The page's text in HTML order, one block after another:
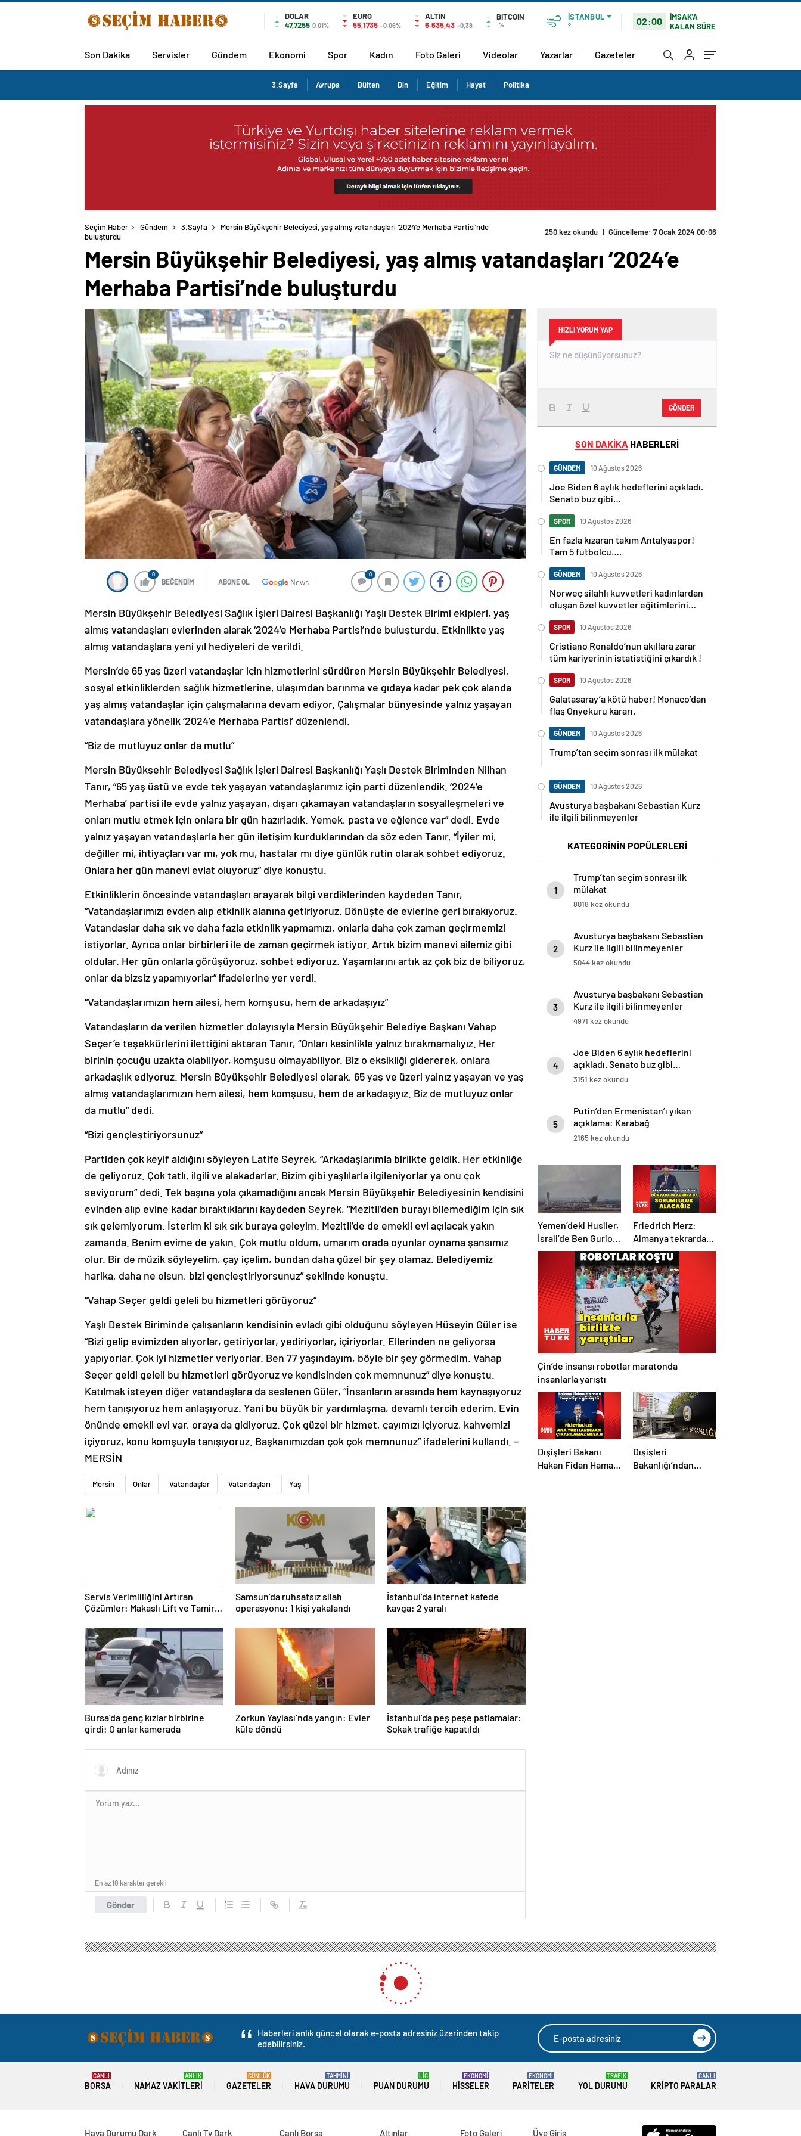
DOLAR
47,7255 0.01%
EURO
55,1735 -0.06%
ALTIN
6.635,43 -0,38
BITCOIN
%
İSTANBUL
°
02:00
İMSAK'A
KALAN SÜRE
Son Dakika Servisler Gündem Ekonomi Spor Kadın Foto Galeri Videolar Yazarlar Gazeteler
3.Sayfa Avrupa Bülten Din Eğitim Hayat Politika
Seçim Haber Gündem 3.Sayfa Mersin Büyükşehir Belediyesi, yaş almış vatandaşları ‘2024’e Merhaba Partisi’nde buluşturdu
Mersin Büyükşehir Belediyesi, yaş almış vatandaşları ‘2024’e
Merhaba Partisi’nde buluşturdu
News
almış vatandaşları evlerinden alarak ‘2024’e Merhaba Partisi’nde buluşturdu. Etkinlikte yaş
almış vatandaşlara yeni yıl hediyeleri de verildi.
sosyal etkinliklerden sağlık hizmetlerine, ulaşımdan barınma ve gıdaya kadar pek çok alanda
yaş almış vatandaşlar için çalışmalarına devam ediyor. Çalışmalar bünyesinde yalnız yaşayan
vatandaşlara yönelik ‘2024’e Merhaba Partisi’ düzenlendi.
Tanır, “65 yaş üstü ve evde tek yaşayan vatandaşlarımız için parti düzenlendik. ‘2024’e
Merhaba’ partisi ile evde yalnız yaşayan, dışarı çıkamayan vatandaşların sosyalleşmeleri ve
onları mutlu etmek için onlara bir gün hazırladık. Yemek, pasta ve eğlence var” dedi. Evde
yalnız yaşayan vatandaşlarla her gün iletişim kurduklarından da söz eden Tanır, “İyiler mi,
değiller mi, ihtiyaçları var mı, yok mu, hastalar mı diye günlük rutin olarak sohbet ediyoruz.
Onlara her gün manevi evlat oluyoruz” diye konuştu.
“Vatandaşlarımızı evden alıp etkinlik alanına getiriyoruz. Dönüşte de evlerine geri bırakıyoruz.
Vatandaşlar daha sık ve daha fazla etkinlik yapmamızı, onlarla daha çok zaman geçirmemizi
istiyorlar. Ayrıca onlar birbirleri ile de zaman geçirmek istiyor. Artık bizim manevi ailemiz gibi
oldular. Her gün onlarla görüşüyoruz, sohbet ediyoruz. Yaşamlarını artık az çok biz de biliyoruz,
onlar da bizsiz yapamıyorlar” ifadelerine yer verdi.
Seçer’e teşekkürlerini ilettiğini aktaran Tanır, “Onları kesinlikle yalnız bırakmamalıyız. Her
birinin çocuğu uzakta olabiliyor, komşusu olmayabiliyor. Biz o eksikliği gidererek, onlara
arkadaşlık ediyoruz. Mersin Büyükşehir Belediyesi olarak, 65 yaş ve üzeri yalnız yaşayan ve yaş
almış vatandaşlarımızın hem ailesi, hem komşusu, hem de arkadaşıyız. Biz de mutluyuz onlar
da mutlu” dedi.
de geliyoruz. Çok tatlı, ilgili ve alakadarlar. Bizim gibi yaşlılarla ilgileniyorlar ya onu çok
seviyorum” dedi. Tek başına yola çıkamadığını ancak Mersin Büyükşehir Belediyesinin kendisini
evinden alıp evine kadar bıraktıklarını kaydeden Seyrek, “Mezitli’den burayı bilemediğim için sık
sık gelemiyorum. İsterim ki sık sık buraya geleyim. Mezitli’de de emekli evi açılacak yakın
zamanda. Benim evime de yakın. Çok mutlu oldum, umarım orada oyunlar oynama şansımız
olur. Bir de müzik söyleyelim, çay içelim, bundan daha güzel bir şey olamaz. Belediyemiz
harika, daha ne olsun, bizi gençleştiriyorsunuz” şeklinde konuştu.
“Bizi gelip evimizden alıyorlar, getiriyorlar, yediriyorlar, içiriyorlar. Ellerinden ne geliyorsa
yapıyorlar. Çok iyi hizmetler veriyorlar. Ben 77 yaşındayım, böyle bir şey görmedim. Vahap
Seçer geldi geleli bu hizmetleri görüyoruz ve kendisinden çok memnunuz” diye konuştu.
Katılmak isteyen diğer vatandaşlara da seslenen Güler, “İnsanların arasında hem kaynaşıyoruz
hem tanışıyoruz hem anlaşıyoruz. Yani bu büyük bir yardımlaşma, devamlı tercih ederim. Evin
önünde emekli evi var, oraya da gidiyoruz. Çok güzel bir hizmet, çayımızı içiyoruz, kahvemizi
içiyoruz, konu komşuyla tanışıyoruz. Başkanımızdan çok çok memnunuz” ifadelerini kullandı. –
MERSİN
Mersin Onlar Vatandaşlar Vatandaşları Yaş
Servis Verimliliğini Artıran
Çözümler: Makaslı Lift ve Tamirci
Lifti Rehberi
Samsun’da ruhsatsız silah
operasyonu: 1 kişi yakalandı
İstanbul’da internet kafede
kavga: 2 yaralı
Bursa’da genç kızlar birbirine
girdi: O anlar kamerada
Zorkun Yaylası’nda yangın: Evler
küle döndü
İstanbul’da peş peşe patlamalar:
Sokak trafiğe kapatıldı
HIZLI YORUM YAP
GÖNDER
Joe Biden 6 aylık hedeflerini açıkladı.
Senato buz gibi…
En fazla kızaran takım Antalyaspor!
Tam 5 futbolcu….
Norweç silahlı kuvvetleri kadınlardan
oluşan özel kuvvetler eğitimlerini
başlattı.
Cristiano Ronaldo’nun akıllara zarar
tüm kariyerinin istatistiğini çıkardık !
Galatasaray’a kötü haber! Monaco’dan
flaş Onyekuru kararı.
Trump’tan seçim sonrası ilk mülakat
Avusturya başbakanı Sebastian Kurz
ile ilgili bilinmeyenler
1
mülakat
8018 kez okundu
2
Kurz ile ilgili bilinmeyenler
5044 kez okundu
3
Kurz ile ilgili bilinmeyenler
4971 kez okundu
4
açıkladı. Senato buz gibi…
3151 kez okundu
5
açıklama: Karabağ
Azerbaycan’ın ayrılmaz bir
parçasıdır!
2165 kez okundu
Yemen’deki Husiler,
İsrail’de Ben Gurion
Havalimanı’nı vurdu
Friedrich Merz:
Almanya tekrardan
sorumluluk
üstlenecek
Çin’de insansı robotlar maratonda
insanlarla yarıştı
Dışişleri Bakanı
Hakan Fidan Hamas
heyetiyle görüştü
Dışişleri
Bakanlığı’ndan
Rümeysa Öztürk
Turgutlu Belediye Başkanı Çetin Akın, projelerin son
hazırlıklarını inceledi
HIZLI YORUM YAP
GÖNDER